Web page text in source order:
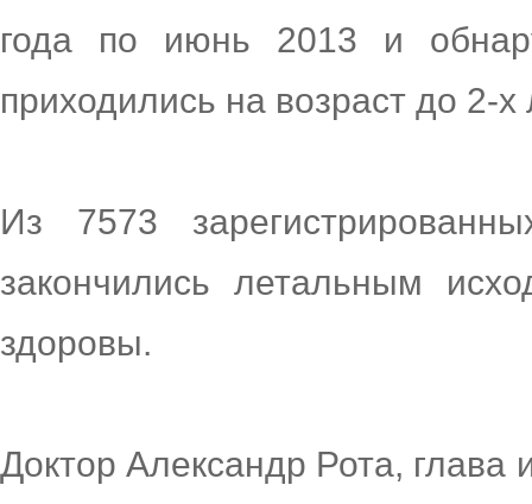
года по июнь 2013 и
приходились на возраст до 2-х
Из 7573
закончились летальным
здоровы.
Доктор Александр Рота, глава